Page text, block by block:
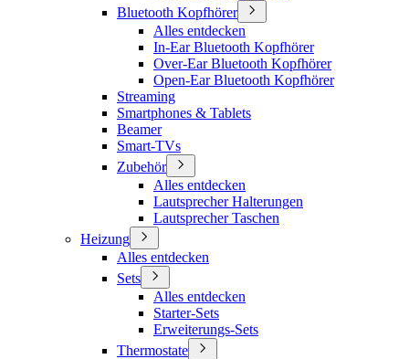
Bluetooth Kopfhörer
Alles entdecken
In-Ear Bluetooth Kopfhörer
Over-Ear Bluetooth Kopfhörer
Open-Ear Bluetooth Kopfhörer
Streaming
Smartphones & Tablets
Beamer
Smart-TVs
Zubehör
Alles entdecken
Lautsprecher Halterungen
Lautsprecher Taschen
Heizung
Alles entdecken
Sets
Alles entdecken
Starter-Sets
Erweiterungs-Sets
Thermostate